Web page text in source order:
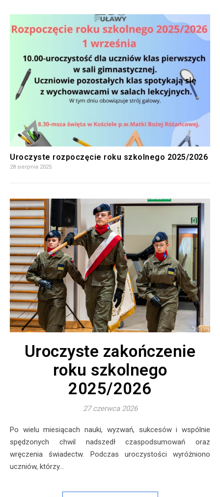
Uroczyste rozpoczęcie roku szkolnego 2025/2026
28 sierpnia 2025
Uroczyste zakończenie
roku szkolnego
2025/2026
27 czerwca 2026
Po wielu miesiącach nauki, wyzwań, sukcesów i wspólnie
spędzonych chwil nadszedł czaspodsumowań oraz
wręczenia świadectw. Podczas uroczystości wyróżniono
uczniów, którzy…